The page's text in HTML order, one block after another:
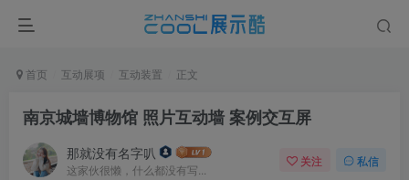
首页 互动展项 互动装置 正文
南京城墙博物馆 照片互动墙 案例交互屏
那就没有名字叭
这家伙很懒，什么都没有写...
关注 私信